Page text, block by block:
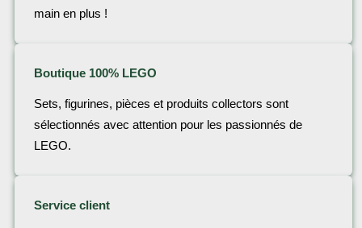
main en plus !
Boutique 100% LEGO
Sets, figurines, pièces et produits collectors sont
sélectionnés avec attention pour les passionnés de
LEGO.
Service client